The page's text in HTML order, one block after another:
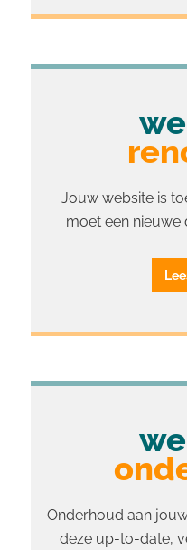
Jouw website is
moet een nieuwe
Onderhoud aan
deze up-to-date,